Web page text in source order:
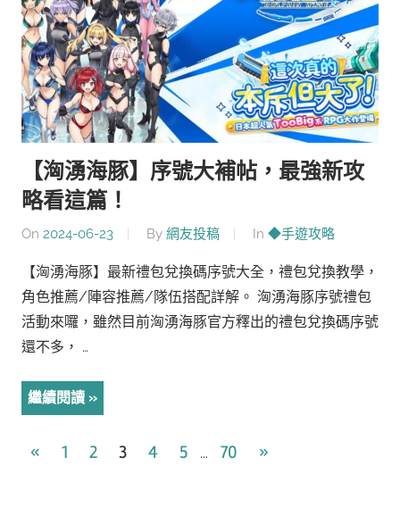
【洶湧海豚】序號大補帖，最強新攻
略看這篇！
On 2024-06-23 By 網友投稿 In ◆手遊攻略
【洶湧海豚】最新禮包兌換碼序號大全，禮包兌換教學，
角色推薦/陣容推薦/隊伍搭配詳解。 洶湧海豚序號禮包
活動來囉，雖然目前洶湧海豚官方釋出的禮包兌換碼序號
還不多， …
繼續閱讀
文
« Previous
1 2 3 4 5 ... 70
Next
»